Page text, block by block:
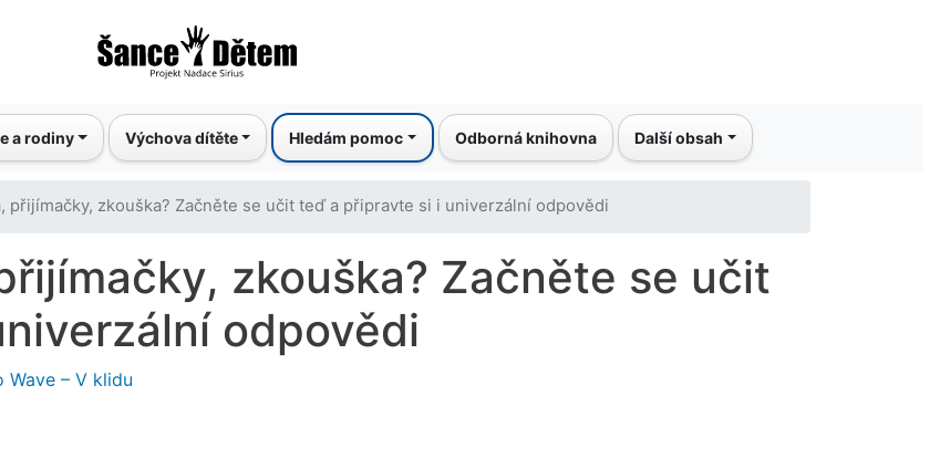
k
hlavnímu
a rodiny Výchova dítěte Hledám pomoc Odborná knihovna Další obsah
přijímačky, zkouška? Začněte se učit teď a připravte si i univerzální odpovědi
zkouška? Začněte se učit
odpovědi
Wave – V klidu